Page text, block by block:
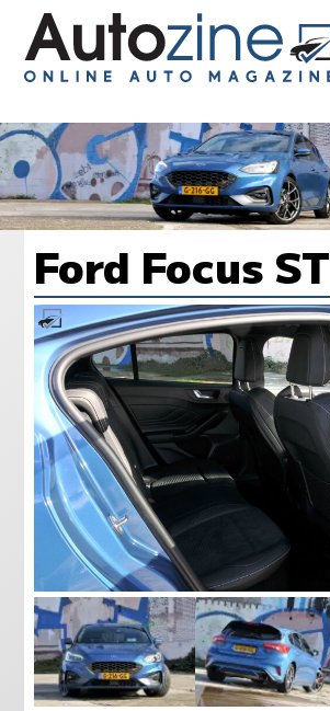
Ford Focus ST